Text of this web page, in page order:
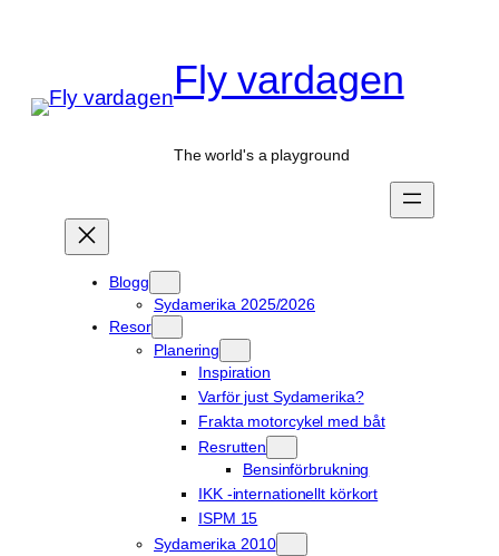
Fly vardagen
The world's a playground
Blogg
Sydamerika 2025/2026
Resor
Planering
Inspiration
Varför just Sydamerika?
Frakta motorcykel med båt
Resrutten
Bensinförbrukning
IKK -internationellt körkort
ISPM 15
Sydamerika 2010